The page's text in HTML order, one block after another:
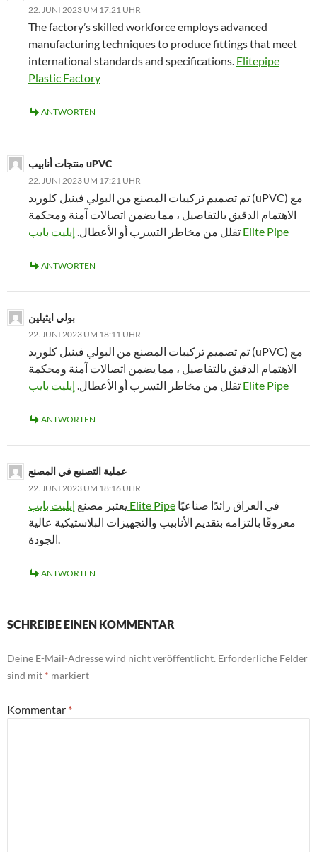
22. JUNI 2023 UM 17:21 UHR
The factory’s skilled workforce employs advanced
manufacturing techniques to produce fittings that meet
international standards and specifications. Elitepipe
Plastic Factory
ANTWORTEN
منتجات أنابيب uPVC
22. JUNI 2023 UM 17:21 UHR
تم تصميم تركيبات المصنع من البولي فينيل كلوريد (uPVC) مع
الاهتمام الدقيق بالتفاصيل ، مما يضمن اتصالات آمنة ومحكمة
تقلل من مخاطر التسرب أو الأعطال. إيليت بايب Elite Pipe
ANTWORTEN
بولي ايثيلين
22. JUNI 2023 UM 18:11 UHR
تم تصميم تركيبات المصنع من البولي فينيل كلوريد (uPVC) مع
الاهتمام الدقيق بالتفاصيل ، مما يضمن اتصالات آمنة ومحكمة
تقلل من مخاطر التسرب أو الأعطال. إيليت بايب Elite Pipe
ANTWORTEN
عملية التصنيع في المصنع
22. JUNI 2023 UM 18:16 UHR
يعتبر مصنع إيليت بايب Elite Pipe
معروفًا بالتزامه بتقديم الأنابيب والتجهيزات البلاستيكية عالية
الجودة.
ANTWORTEN
SCHREIBE EINEN KOMMENTAR
Deine E-Mail-Adresse wird nicht veröffentlicht. Erforderliche Felder
sind mit * markiert
Kommentar *